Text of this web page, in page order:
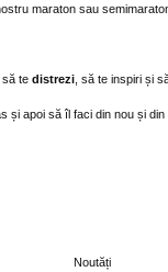
maraton sau
să te distrezi , să te inspiri și
și apoi să îl faci din nou și
Noutăți